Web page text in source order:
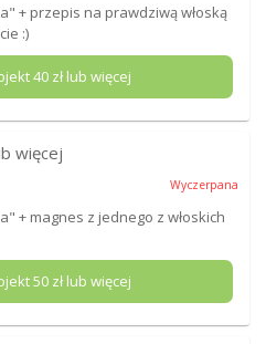
+ przepis na prawdziwą włoską
:)
40 zł lub więcej
więcej
Wyczerpana
+ magnes z jednego z włoskich
50 zł lub więcej